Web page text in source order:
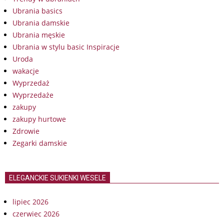
Ubrania basics
Ubrania damskie
Ubrania męskie
Ubrania w stylu basic Inspiracje
Uroda
wakacje
Wyprzedaż
Wyprzedaże
zakupy
zakupy hurtowe
Zdrowie
Zegarki damskie
ELEGANCKIE SUKIENKI WESELE
lipiec 2026
czerwiec 2026